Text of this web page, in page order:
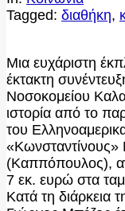
Tagged: διαθήκη,
Μια ευχάριστη
έκτακτη
Νοσοκομείου
ιστορία από το
του
(Καππόπουλος),
7 εκ. ευρώ στα
Κατά τη διάρκεια